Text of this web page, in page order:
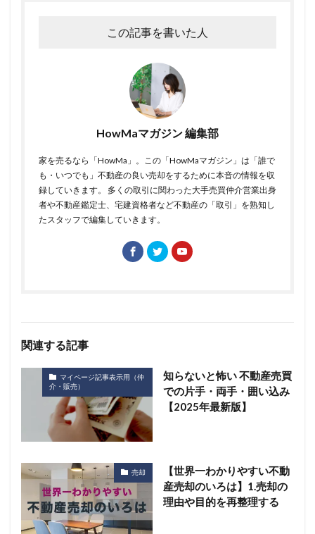
この記事を書いた人
HowMaマガジン 編集部
家を売るなら「HowMa」。この「HowMaマガジン」は「誰で
も・いつでも」不動産の良い売却をするために本音の情報を収
録していきます。 多くの取引に関わった大手売買仲介営業出身
者や不動産鑑定士、宅建資格者など不動産の「取引」を熟知し
たスタッフで編集していきます。
関連する記事
マイページ記事表示用（仲
介・販売）
知らないと怖い 不動産売買
での片手・両手・囲い込み
【2025年最新版】
売却
【世界一わかりやすい不動
産売却のいろは】1.売却の
理由や目的を再整理する